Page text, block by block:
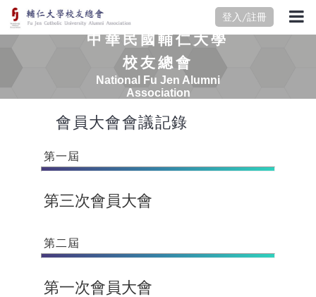
登入/註冊
中華民國輔仁大學
校友總會
National Fu Jen Alumni
Association
會員大會會議記錄
第一屆
第三次會員大會
第二屆
第一次會員大會